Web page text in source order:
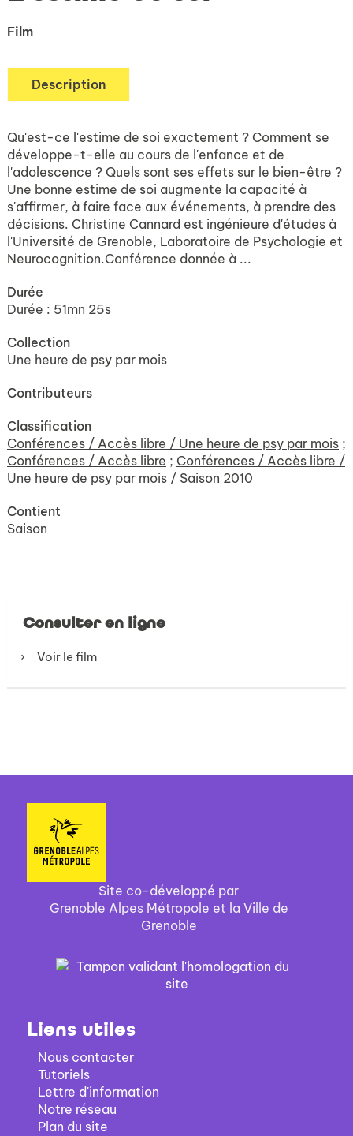
Film
Description
Qu'est-ce l'estime de soi exactement ? Comment se
développe-t-elle au cours de l'enfance et de
l'adolescence ? Quels sont ses effets sur le bien-être ?
Une bonne estime de soi augmente la capacité à
s'affirmer, à faire face aux événements, à prendre des
décisions. Christine Cannard est ingénieure d'études à
l'Université de Grenoble, Laboratoire de Psychologie et
Neurocognition.Conférence donnée à ...
Durée
Durée : 51mn 25s
Collection
Une heure de psy par mois
Contributeurs
Classification
Conférences / Accès libre / Une heure de psy par mois ;
Conférences / Accès libre ; Conférences / Accès libre /
Une heure de psy par mois / Saison 2010
Contient
Saison
Consulter en ligne
Voir le film
Site co-développé par
Grenoble Alpes Métropole et la Ville de
Grenoble
Liens utiles
Nous contacter
Tutoriels
Lettre d'information
Notre réseau
Plan du site